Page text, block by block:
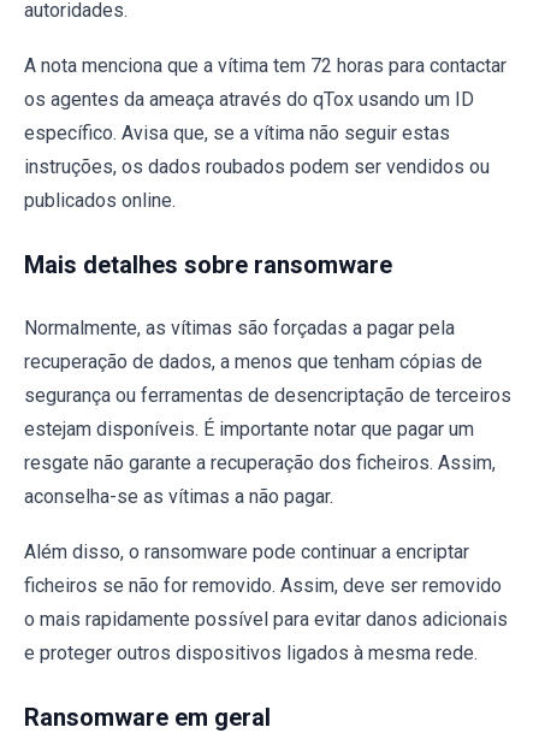
autoridades.
A nota menciona que a vítima tem 72 horas para contactar
os agentes da ameaça através do qTox usando um ID
específico. Avisa que, se a vítima não seguir estas
instruções, os dados roubados podem ser vendidos ou
publicados online.
Mais detalhes sobre ransomware
Normalmente, as vítimas são forçadas a pagar pela
recuperação de dados, a menos que tenham cópias de
segurança ou ferramentas de desencriptação de terceiros
estejam disponíveis. É importante notar que pagar um
resgate não garante a recuperação dos ficheiros. Assim,
aconselha-se as vítimas a não pagar.
Além disso, o ransomware pode continuar a encriptar
ficheiros se não for removido. Assim, deve ser removido
o mais rapidamente possível para evitar danos adicionais
e proteger outros dispositivos ligados à mesma rede.
Ransomware em geral